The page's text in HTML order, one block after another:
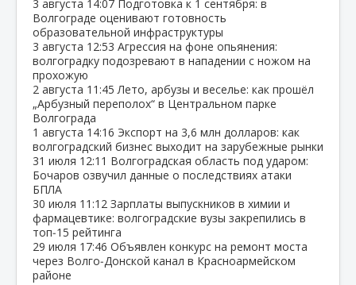
3 августа 14:07 Подготовка к 1 сентября: в
Волгограде оценивают готовность
образовательной инфраструктуры
3 августа 12:53 Агрессия на фоне опьянения:
волгоградку подозревают в нападении с ножом на
прохожую
2 августа 11:45 Лето, арбузы и веселье: как прошёл
„Арбузный переполох“ в Центральном парке
Волгограда
1 августа 14:16 Экспорт на 3,6 млн долларов: как
волгоградский бизнес выходит на зарубежные рынки
31 июля 12:11 Волгоградская область под ударом:
Бочаров озвучил данные о последствиях атаки
БПЛА
30 июля 11:12 Зарплаты выпускников в химии и
фармацевтике: волгоградские вузы закрепились в
топ‑15 рейтинга
29 июля 17:46 Объявлен конкурс на ремонт моста
через Волго‑Донской канал в Красноармейском
районе